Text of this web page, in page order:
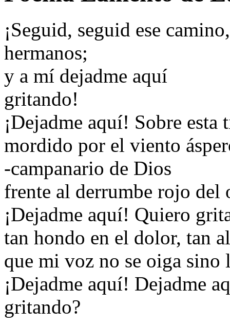
¡Seguid, seguid ese camino,
hermanos;
y a mí dejadme aquí
gritando!
¡Dejadme aquí! Sobre esta
mordido por el viento
-campanario de Dios
frente al derrumbe rojo del
¡Dejadme aquí! Quiero
tan hondo en el dolor, tan
que mi voz no se oiga sino
¡Dejadme aquí! Dejadme
gritando?